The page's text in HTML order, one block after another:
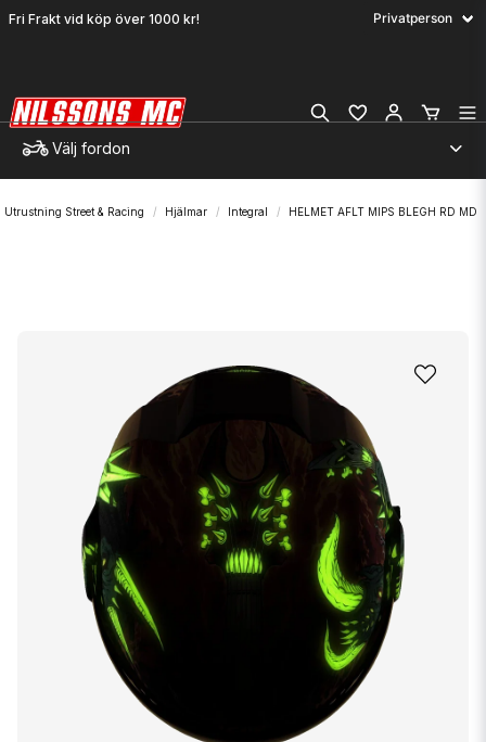
Fri Frakt vid köp över 1000 kr!
Välj fordon
Utrustning Street & Racing Hjälmar Integral HELMET AFLT MIPS BLEGH RD MD